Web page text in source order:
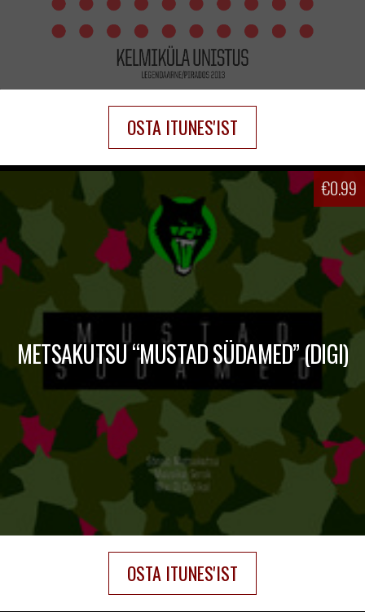
OSTA ITUNES'IST
€0.99
METSAKUTSU “MUSTAD SÜDAMED” (DIGI)
OSTA ITUNES'IST